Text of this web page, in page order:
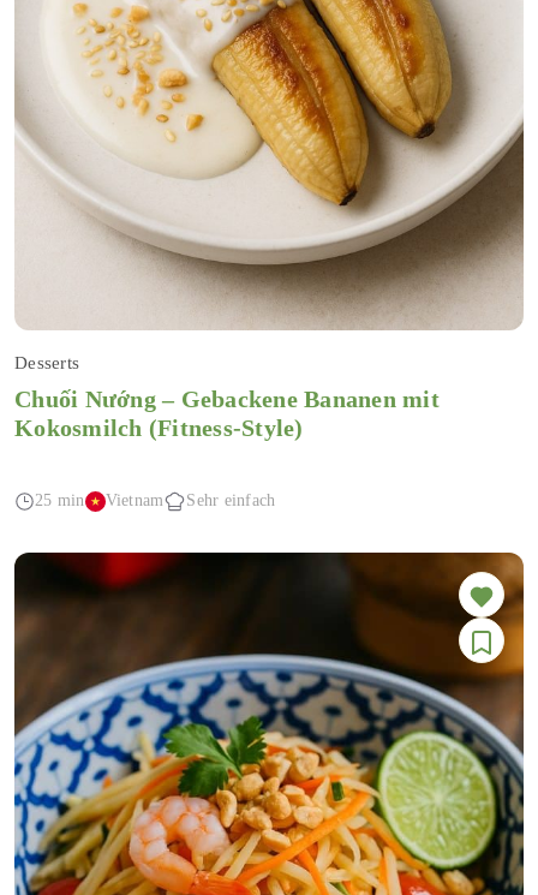
Desserts
Chuối Nướng – Gebackene Bananen mit
Kokosmilch (Fitness-Style)
25 min Vietnam Sehr einfach